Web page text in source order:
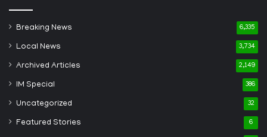
Breaking News 6,335
Local News 3,734
Archived Articles 2,149
IM Special 386
Uncategorized 32
Featured Stories 6